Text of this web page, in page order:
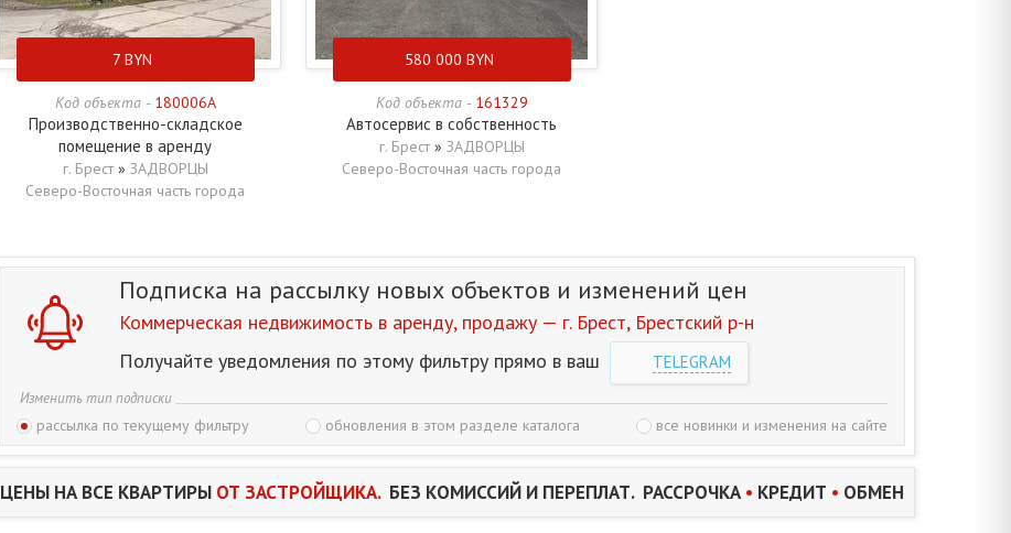
7 BYN
Код объекта - 180006A
Производственно-складское
помещение в аренду
г. Брест » ЗАДВОРЦЫ
Северо-Восточная часть города
580 000 BYN
Код объекта - 161329
Автосервис в собственность
г. Брест » ЗАДВОРЦЫ
Северо-Восточная часть города
Подписка на рассылку новых объектов и изменений цен
Коммерческая недвижимость в аренду, продажу — г. Брест, Брестский р-н
Получайте уведомления по этому фильтру прямо в ваш
TELEGRAM
Изменить тип подписки
рассылка по текущему фильтру обновления в этом разделе каталога все новинки и изменения на сайте
ЦЕНЫ НА ВСЕ КВАРТИРЫ ОТ ЗАСТРОЙЩИКА.БЕЗ КОМИССИЙ И ПЕРЕПЛАТ. РАССРОЧКА • КРЕДИТ • ОБМЕН